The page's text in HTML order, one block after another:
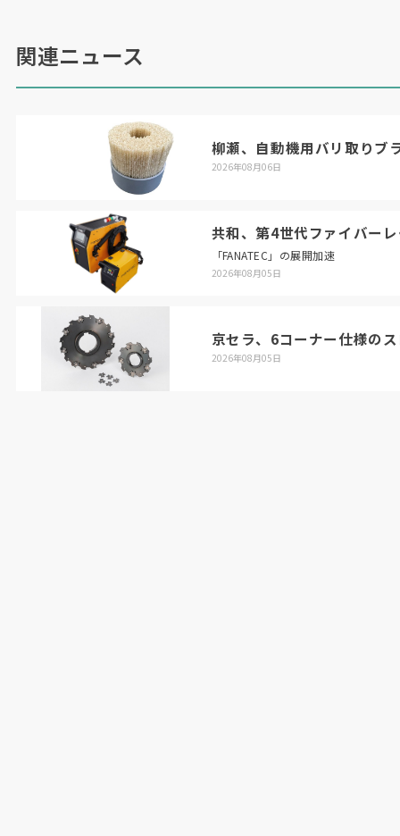
関連ニュース
柳瀬、自動機用バリ取りブ
2026年08月06日
共和、第4世代ファイバー
「FANATEC」の展開加速
2026年08月05日
京セラ、6コーナー仕様の
2026年08月05日